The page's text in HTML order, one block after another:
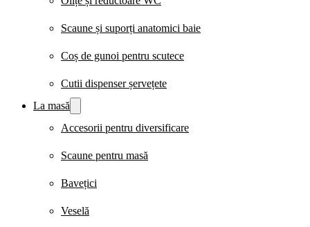
Scaune și suporți anatomici baie
Coș de gunoi pentru scutece
Cutii dispenser șervețete
La masă
Accesorii pentru diversificare
Scaune pentru masă
Bavețici
Veselă